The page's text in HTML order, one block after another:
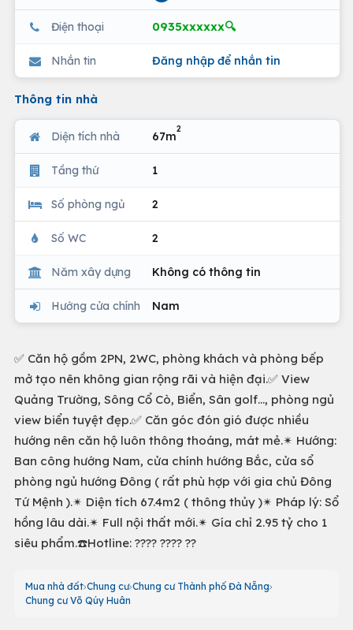
Điện thoại 0935xxxxxx🔍
Nhắn tin Đăng nhập để nhắn tin
Thông tin nhà
Diện tích nhà 67m
2
Tầng thứ 1
Số phòng ngủ 2
Số WC 2
Năm xây dựng Không có thông tin
Hướng cửa chính Nam
✅ Căn hộ gồm 2PN, 2WC, phòng khách và phòng bếp
mở tạo nên không gian rộng rãi và hiện đại.✅ View
Quảng Trường, Sông Cổ Cò, Biển, Sân golf..., phòng ngủ
view biển tuyệt đẹp.✅ Căn góc đón gió được nhiều
hướng nên căn hộ luôn thông thoáng, mát mẻ.✴ Hướng:
Ban công hướng Nam, cửa chính hướng Bắc, cửa sổ
phòng ngủ hướng Đông ( rất phù hợp với gia chủ Đông
Tứ Mệnh ).✴ Diện tích 67.4m2 ( thông thủy )✴ Pháp lý: Sổ
hồng lâu dài.✴ Full nội thất mới.✴ Gía chỉ 2.95 tỷ cho 1
siêu phẩm.☎️Hotline: ???? ???? ??
Mua nhà đất Chung cư Chung cư Thành phố Đà Nẵng
Chung cư Võ Qúy Huân